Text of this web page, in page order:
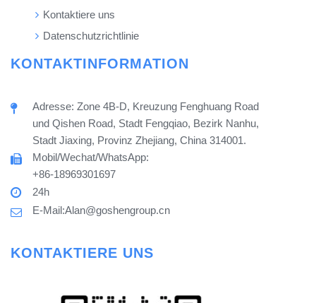
Kontaktiere uns
Datenschutzrichtlinie
KONTAKTINFORMATION
Adresse: Zone 4B-D, Kreuzung Fenghuang Road
und Qishen Road, Stadt Fengqiao, Bezirk Nanhu,
Stadt Jiaxing, Provinz Zhejiang, China 314001.
Mobil/Wechat/WhatsApp:
+86-18969301697
24h
E-Mail:Alan@goshengroup.cn
KONTAKTIERE UNS